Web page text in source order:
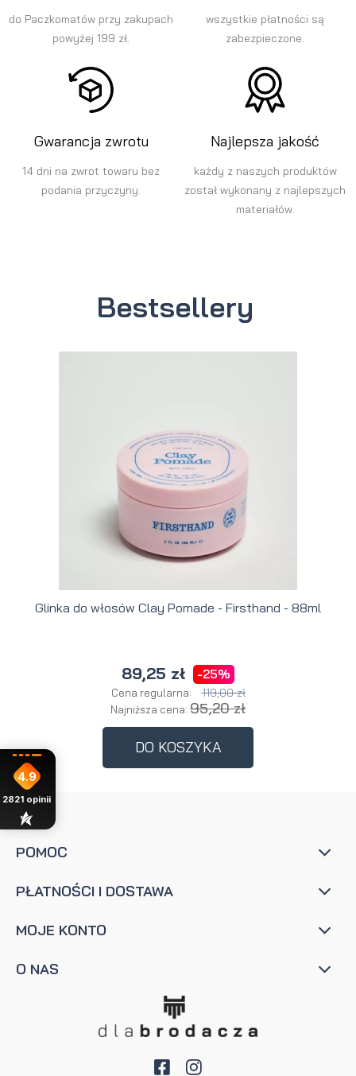
do Paczkomatów przy zakupach
powyżej 199 zł.
wszystkie płatności są
zabezpieczone.
Gwarancja zwrotu
14 dni na zwrot towaru bez
podania przyczyny.
Najlepsza jakość
każdy z naszych produktów
został wykonany z najlepszych
materiałów.
Bestsellery
Glinka do włosów Clay Pomade - Firsthand - 88ml
89,25 zł -25%
Cena regularna: 119,00 zł
Najniższa cena: 95,20 zł
DO KOSZYKA
POMOC
PŁATNOŚCI I DOSTAWA
MOJE KONTO
O NAS
4.9
2821 opinii